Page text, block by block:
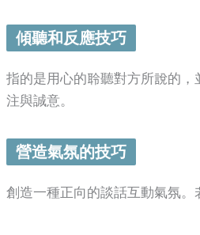
傾聽和反應技巧
指的是用心的聆聽對方所說的
注與誠意。
營造氣氛的技巧
創造一種正向的談話互動氣氛。